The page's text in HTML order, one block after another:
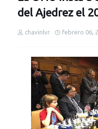
del Ajedrez el
chavinlvr febrero 06,